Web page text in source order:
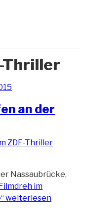
Thriller
an der
Nassaubrücke,
im
weiterlesen